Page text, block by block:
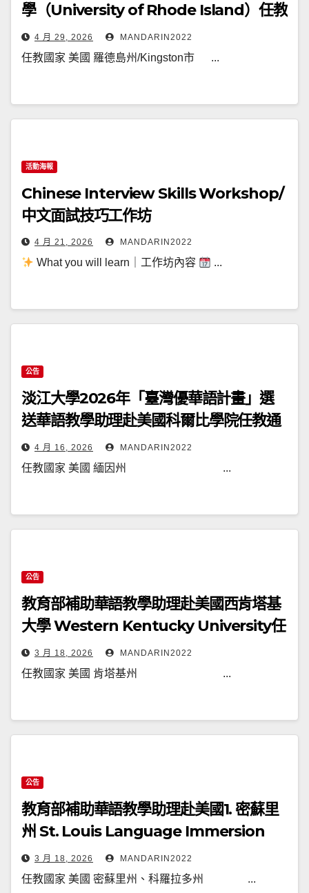
學（University of Rhode Island）任教
通告(115020A)
4 月 29, 2026 MANDARIN2022
任教國家 美國 羅德島州/Kingston市 ...
活動海報
Chinese Interview Skills Workshop/
中文面試技巧工作坊
4 月 21, 2026 MANDARIN2022
What you will learn｜工作坊內容 ...
公告
淡江大學2026年「臺灣優華語計畫」選
送華語教學助理赴美國科爾比學院任教通
告4 月 16, 2026 MANDARIN2022
任教國家 美國 緬因州 ...
公告
教育部補助華語教學助理赴美國西肯塔基
大學 Western Kentucky University任
教通告(115019A)
3 月 18, 2026 MANDARIN2022
任教國家 美國 肯塔基州 ...
公告
教育部補助華語教學助理赴美國1. 密蘇里
州 St. Louis Language Immersion
School (SLLIS)、2. 科羅拉多州 AXIS
International Academy任教通告
3 月 18, 2026 MANDARIN2022
任教國家 美國 密蘇里州、科羅拉多州 ...